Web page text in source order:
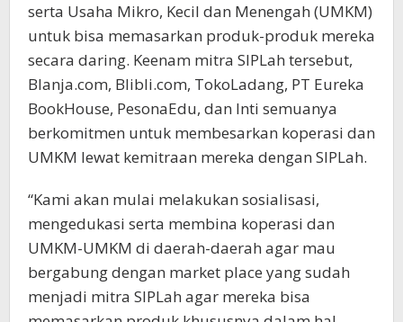
serta Usaha Mikro, Kecil dan Menengah (UMKM)
untuk bisa memasarkan produk-produk mereka
secara daring. Keenam mitra SIPLah tersebut,
Blanja.com, Blibli.com, TokoLadang, PT Eureka
BookHouse, PesonaEdu, dan Inti semuanya
berkomitmen untuk membesarkan koperasi dan
UMKM lewat kemitraan mereka dengan SIPLah.
“Kami akan mulai melakukan sosialisasi,
mengedukasi serta membina koperasi dan
UMKM-UMKM di daerah-daerah agar mau
bergabung dengan market place yang sudah
menjadi mitra SIPLah agar mereka bisa